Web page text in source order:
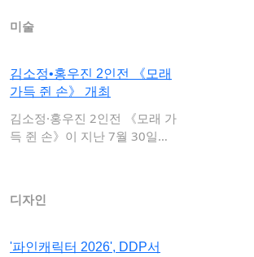
미술
김소정•홍우진 2인전 《모래
가득 쥔 손》 개최
김소정·홍우진 2인전 《모래 가
득 쥔 손》이 지난 7월 30일부
디자인
'파인캐릭터 2026', DDP서